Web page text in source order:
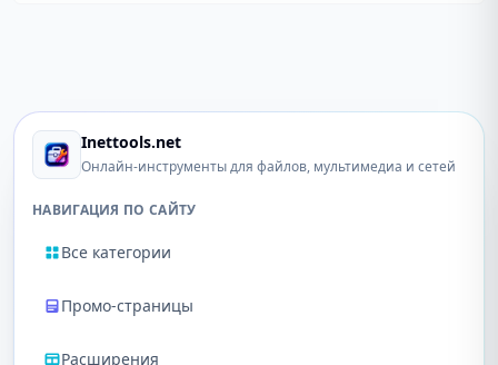
Inettools.net
Онлайн-инструменты для файлов, мультимедиа и сетей
НАВИГАЦИЯ ПО САЙТУ
Все категории
Промо-страницы
Расширения